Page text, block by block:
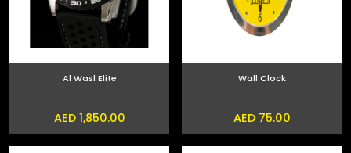
Wall Clock
AED 75.00
Al Wasl Elite
AED 1,850.00